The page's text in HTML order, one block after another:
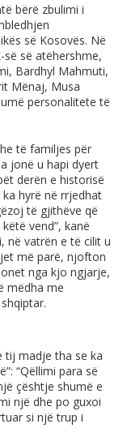
bërë zbulimi i
së Kosovës. Në
së atëhershme,
Bardhyl Mahmuti,
Mënaj, Musa
personalitete të
të familjes për
jonë u hapi dyert
derën e historisë
hyrë në rrjedhat
të gjithëve që
vend”, kanë
në vatrën e të cilit u
më parë, njofton
nga kjo ngjarje,
mëdha me
tij madje tha se ka
“Qëllimi para së
çështje shumë e
një dhe po guxoi
si një trup i